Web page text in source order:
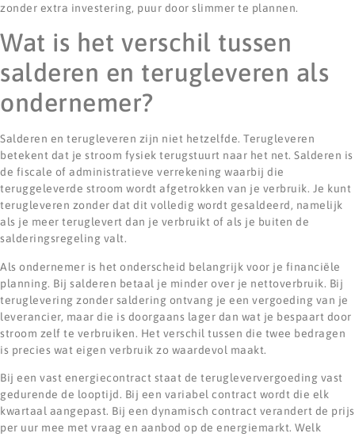
zonder extra investering, puur door slimmer te plannen.
Wat is het verschil tussen
salderen en terugleveren als
ondernemer?
Salderen en terugleveren zijn niet hetzelfde. Terugleveren
betekent dat je stroom fysiek terugstuurt naar het net. Salderen is
de fiscale of administratieve verrekening waarbij die
teruggeleverde stroom wordt afgetrokken van je verbruik. Je kunt
terugleveren zonder dat dit volledig wordt gesaldeerd, namelijk
als je meer teruglevert dan je verbruikt of als je buiten de
salderingsregeling valt.
Als ondernemer is het onderscheid belangrijk voor je financiële
planning. Bij salderen betaal je minder over je nettoverbruik. Bij
teruglevering zonder saldering ontvang je een vergoeding van je
leverancier, maar die is doorgaans lager dan wat je bespaart door
stroom zelf te verbruiken. Het verschil tussen die twee bedragen
is precies wat eigen verbruik zo waardevol maakt.
Bij een vast energiecontract staat de terugleververgoeding vast
gedurende de looptijd. Bij een variabel contract wordt die elk
kwartaal aangepast. Bij een dynamisch contract verandert de prijs
per uur mee met vraag en aanbod op de energiemarkt. Welk